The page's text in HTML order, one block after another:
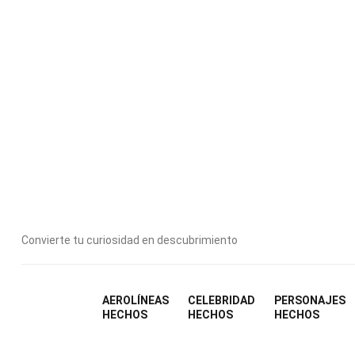
Convierte tu curiosidad en descubrimiento
AEROLÍNEAS
HECHOS
CELEBRIDAD
HECHOS
PERSONAJES
HECHOS